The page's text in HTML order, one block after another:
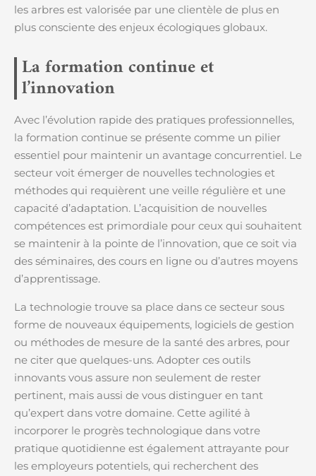
les arbres est valorisée par une clientèle de plus en
plus consciente des enjeux écologiques globaux.
La formation continue et
l’innovation
Avec l’évolution rapide des pratiques professionnelles,
la formation continue se présente comme un pilier
essentiel pour maintenir un avantage concurrentiel. Le
secteur voit émerger de nouvelles technologies et
méthodes qui requièrent une veille régulière et une
capacité d’adaptation. L’acquisition de nouvelles
compétences est primordiale pour ceux qui souhaitent
se maintenir à la pointe de l’innovation, que ce soit via
des séminaires, des cours en ligne ou d’autres moyens
d’apprentissage.
La technologie trouve sa place dans ce secteur sous
forme de nouveaux équipements, logiciels de gestion
ou méthodes de mesure de la santé des arbres, pour
ne citer que quelques-uns. Adopter ces outils
innovants vous assure non seulement de rester
pertinent, mais aussi de vous distinguer en tant
qu’expert dans votre domaine. Cette agilité à
incorporer le progrès technologique dans votre
pratique quotidienne est également attrayante pour
les employeurs potentiels, qui recherchent des